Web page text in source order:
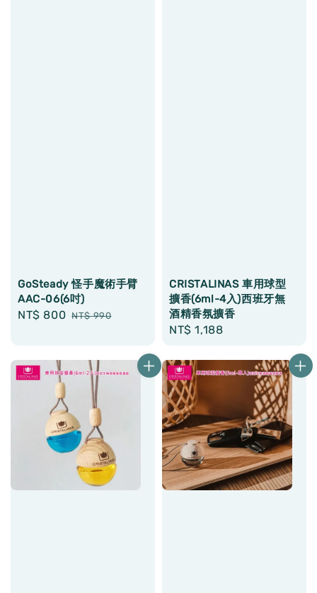
GoSteady 怪手魔術手臂
AAC-06(6吋)
Sale
NT$ 800 Regular
NT$ 990
CRISTALINAS 車用球型
擴香(6ml-4入)西班牙無
酒精香氛擴香
Regular
NT$ 1,188